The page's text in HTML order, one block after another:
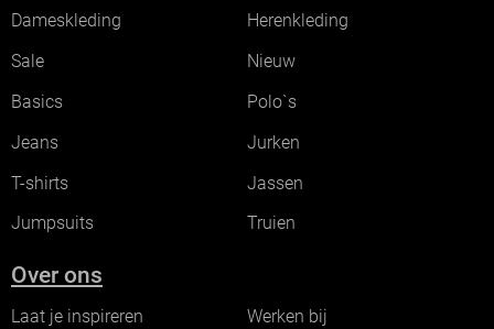
Dameskleding
Herenkleding
Sale
Nieuw
Basics
Polo`s
Jeans
Jurken
T-shirts
Jassen
Jumpsuits
Truien
Over ons
Laat je inspireren Werken bij